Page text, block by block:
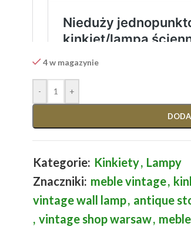
4 w magazynie
- +
Kategorie: Kinkiety, Lampy
Znaczniki: meble vintage,
vintage wall lamp, antique
, vintage shop warsaw,